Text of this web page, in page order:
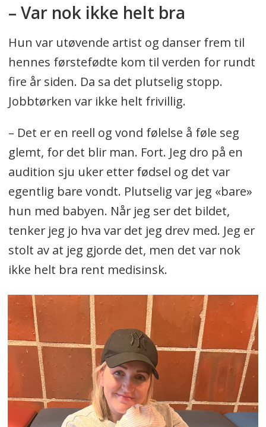
– Var nok ikke helt bra
Hun var utøvende artist og danser frem til
hennes førstefødte kom til verden for rundt
fire år siden. Da sa det plutselig stopp.
Jobbtørken var ikke helt frivillig.
– Det er en reell og vond følelse å føle seg
glemt, for det blir man. Fort. Jeg dro på en
audition sju uker etter fødsel og det var
egentlig bare vondt. Plutselig var jeg «bare»
hun med babyen. Når jeg ser det bildet,
tenker jeg jo hva var det jeg drev med. Jeg er
stolt av at jeg gjorde det, men det var nok
ikke helt bra rent medisinsk.